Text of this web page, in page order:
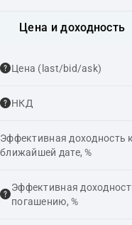
Цена и доходность
Цена (last/bid/ask)
НКД
Эффективная доходность к
ближайшей дате, %
Эффективная
погашению, %